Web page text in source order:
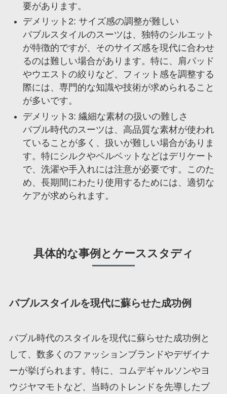
要があります。
デメリット2: サイズ感の調整が難しい
バブルスタイルのスーツは、独特のシルエット
が特徴的ですが、そのサイズ感を現代に合わせ
るのは難しい場合があります。特に、肩パッド
やウエストの絞りなど、フィット感を調整する
際には、専門的な知識や技術が求められること
が多いです。
デメリット3: 繊細な素材の扱いの難しさ
バブル時代のスーツは、高品質な素材が使われ
ていることが多く、扱いが難しい場合がありま
す。特にシルクやベルベットなどはデリケート
で、洗濯や手入れには注意が必要です。このた
め、長期間にわたり使用するためには、適切な
ケアが求められます。
具体的な事例とケーススタディ
バブルスタイルを現代に蘇らせた成功例
バブル時代のスタイルを現代に蘇らせた成功例と
して、数多くのファッションブランドやデザイナ
ーが挙げられます。特に、コムデギャルソンやヨ
ウジヤマモトなど、当時のトレンドを先導したブ